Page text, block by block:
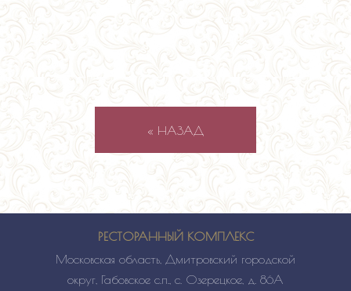
« НАЗАД
РЕСТОРАННЫЙ КОМПЛЕКС
Московская область, Дмитровский городской
округ, Габовское с.п., с. Озерецкое, д. 86А